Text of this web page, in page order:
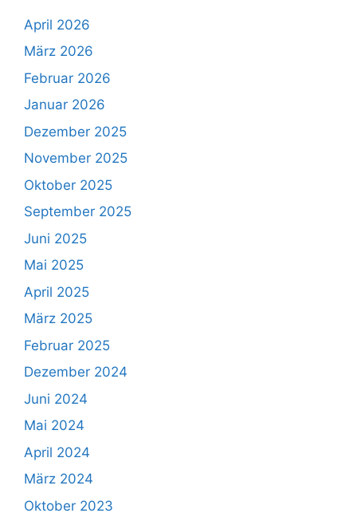
April 2026
März 2026
Februar 2026
Januar 2026
Dezember 2025
November 2025
Oktober 2025
September 2025
Juni 2025
Mai 2025
April 2025
März 2025
Februar 2025
Dezember 2024
Juni 2024
Mai 2024
April 2024
März 2024
Oktober 2023